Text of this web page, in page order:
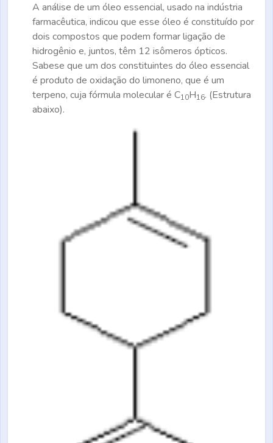
A análise de um óleo essencial, usado na indústria
farmacêutica, indicou que esse óleo é constituído por
dois compostos que podem formar ligação de
hidrogênio e, juntos, têm 12 isômeros ópticos.
Sabese que um dos constituintes do óleo essencial
é produto de oxidação do limoneno, que é um
terpeno, cuja fórmula molecular é C10H16. (Estrutura
abaixo).